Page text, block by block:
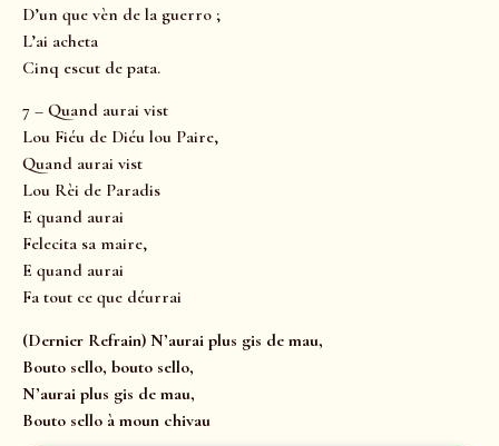
D’un que vèn de la guerro ;
L’ai acheta
Cinq escut de pata.
7 – Quand aurai vist
Lou Fiéu de Diéu lou Paire,
Quand aurai vist
Lou Rèi de Paradis
E quand aurai
Felecita sa maire,
E quand aurai
Fa tout ce que déurrai
(Dernier Refrain) N’aurai plus gis de mau,
Bouto sello, bouto sello,
N’aurai plus gis de mau,
Bouto sello à moun chivau